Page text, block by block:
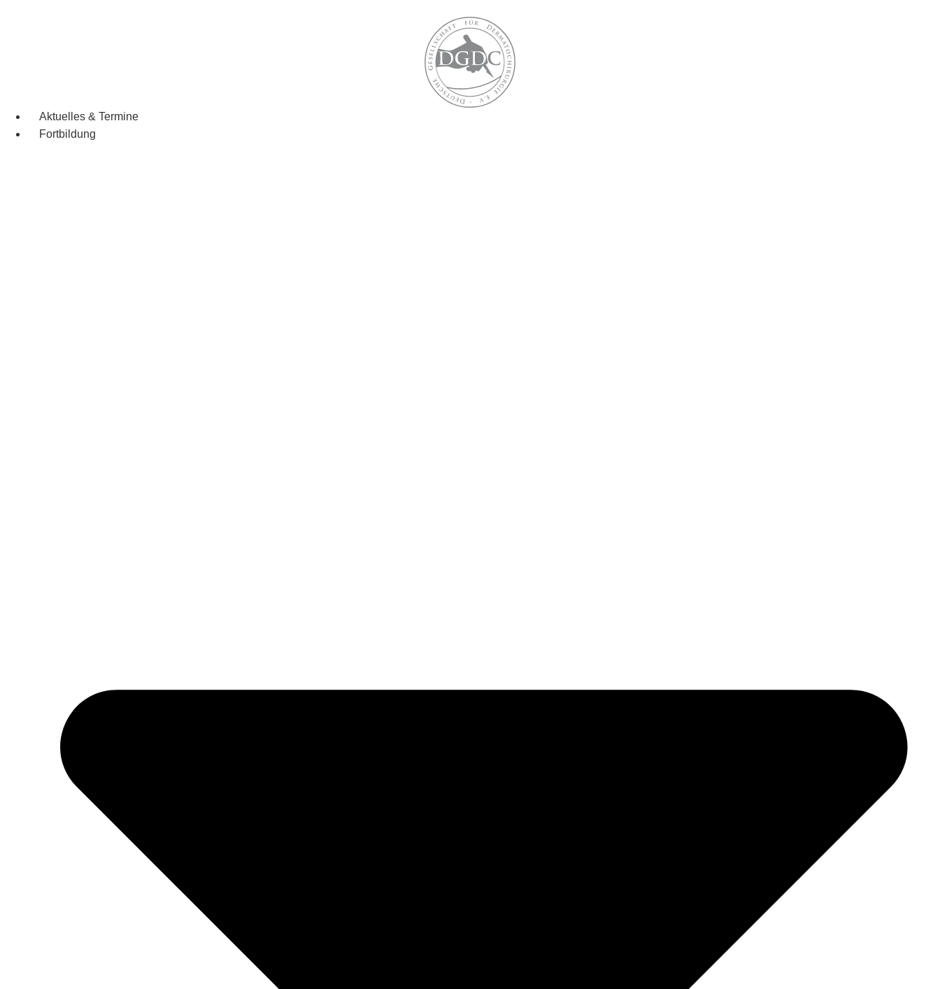
Aktuelles & Termine
Fortbildung